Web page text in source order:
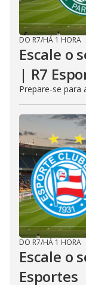
DO R7/HÁ 1 HORA
Escale o
| R7
Prepare-se para
DO R7/HÁ 1 HORA
Escale o
Esportes